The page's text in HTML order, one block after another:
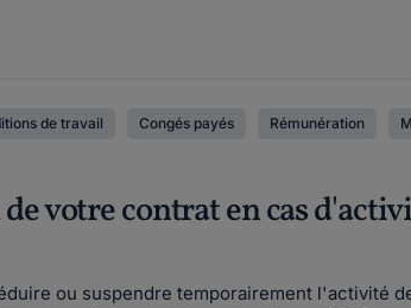
de travail Congés payés Rémunération
votre contrat en cas
ou suspendre temporairement l'activité